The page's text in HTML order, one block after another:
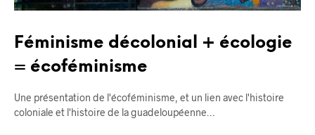
Féminisme décolonial + écologie
= écoféminisme
Une présentation de l'écoféminisme, et un lien avec l'histoire
coloniale et l'histoire de la guadeloupéenne…